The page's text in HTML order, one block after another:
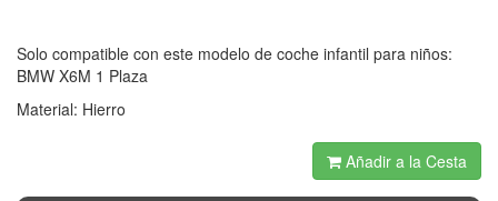
Solo compatible con este modelo de coche infantil para niños:
BMW X6M 1 Plaza
Material: Hierro
Añadir a la Cesta